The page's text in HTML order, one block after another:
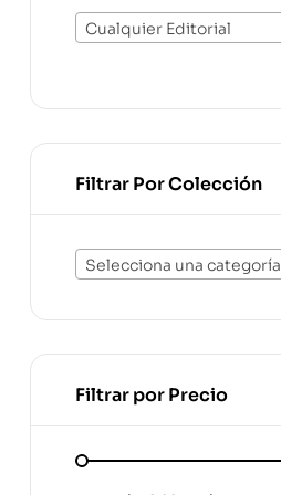
Cualquier Editorial
Filtrar Por Colección
Selecciona una categoría
Filtrar por Precio